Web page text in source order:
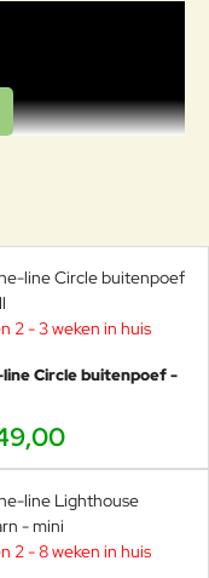
goed design en wij
2 - 3 weken in huis
line Circle buitenpoef -
2 - 8 weken in huis